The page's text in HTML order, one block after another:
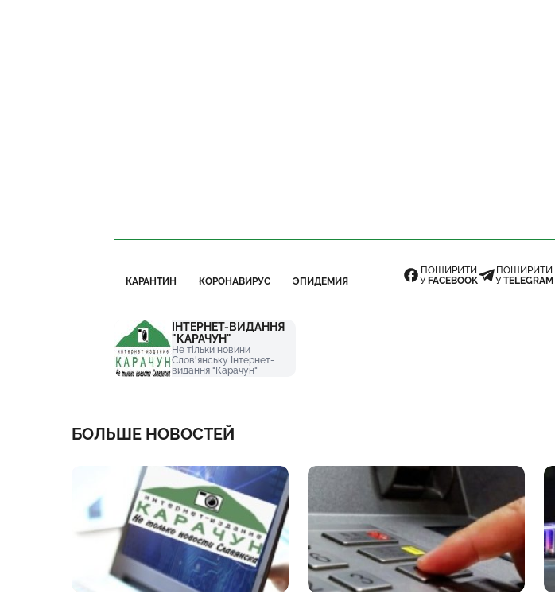
КАРАНТИН КОРОНАВИРУС ЭПИДЕМИЯ
ПОШИРИТИ
У FACEBOOK
ПОШИРИТИ
УTELEGRAM
ІНТЕРНЕТ-ВИДАННЯ
"КАРАЧУН"
Не тільки новини
Слов'янську Інтернет-
видання "Карачун"
БОЛЬШЕ НОВОСТЕЙ